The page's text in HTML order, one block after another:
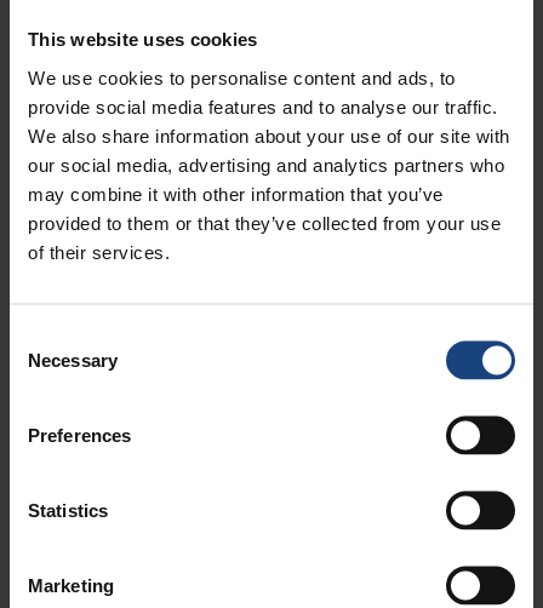
This website uses cookies
We use cookies to personalise content and ads, to
provide social media features and to analyse our traffic.
We also share information about your use of our site with
our social media, advertising and analytics partners who
may combine it with other information that you’ve
provided to them or that they’ve collected from your use
of their services.
Selection
Necessary
Preferences
Statistics
Marketing
på plats.
Närmare 70 års erfarenhet av maskinteknik i
ryggen – du kan lita på att vi håller deadline,
budget och högsta kvalitetsstandard även vid de
mest krävande projekt.